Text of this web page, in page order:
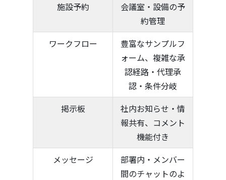
施設予約
会議室・設備の予
約管理
ワークフロー
豊富なサンプルフ
ォーム、複雑な承
認経路・代理承
認・条件分岐
掲示板
社内お知らせ・情
報共有、コメント
機能付き
メッセージ
部署内・メンバー
間のチャットのよ